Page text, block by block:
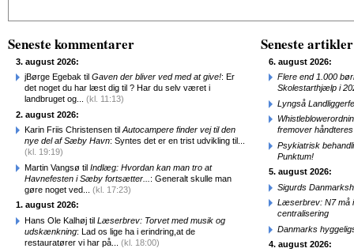
Seneste kommentarer
3. august 2026:
jBørge Egebak til Gaven der bliver ved med at give!: Er
det noget du har læst dig til ? Har du selv været i
landbruget og... (kl. 11:13)
2. august 2026:
Karin Friis Christensen til Autocampere finder vej til den
nye del af Sæby Havn: Syntes det er en trist udvikling til...
(kl. 19:19)
Martin Vangsø til Indlæg: Hvordan kan man tro at
Havnefesten i Sæby fortsætter... : Generalt skulle man
gøre noget ved... (kl. 17:23)
1. august 2026:
Hans Ole Kalhøj til Læserbrev: Torvet med musik og
udskænkning: Lad os lige ha i erindring,at de
restauratører vi har på... (kl. 18:00)
Seneste artikler
6. august 2026:
Flere end 1.000
Skolestarthjælp i
Lyngså
fremover
Psykiatrisk
Punktum!
5. august 2026:
Sigurds
Læserbrev: N7 må
centralisering
Danmarks
4. august 2026: